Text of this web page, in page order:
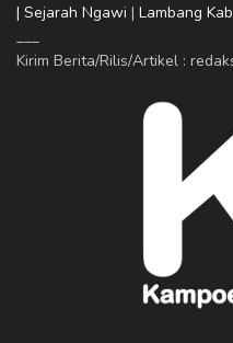
| Sejarah Ngawi | Lambang
Kirim Berita/Rilis/Artikel :